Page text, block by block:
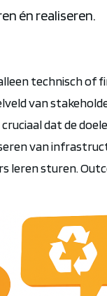
én realiseren.
technisch of
van
dat de
van
leren sturen.